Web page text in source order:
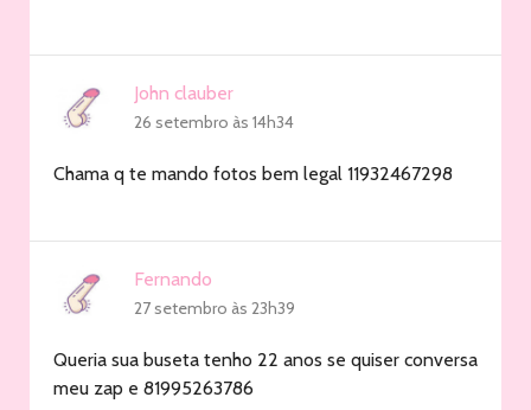
John clauber
26 setembro às 14h34
Chama q te mando fotos bem legal 11932467298
Fernando
27 setembro às 23h39
Queria sua buseta tenho 22 anos se quiser conversa
meu zap e 81995263786